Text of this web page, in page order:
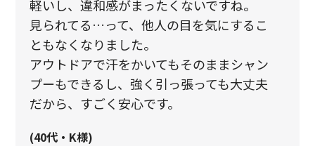
軽いし、違和感がまったくないですね。
見られてる…って、他人の目を気にするこ
ともなくなりました。
アウトドアで汗をかいてもそのままシャン
プーもできるし、強く引っ張っても大丈夫
だから、すごく安心です。
(40代・K様)